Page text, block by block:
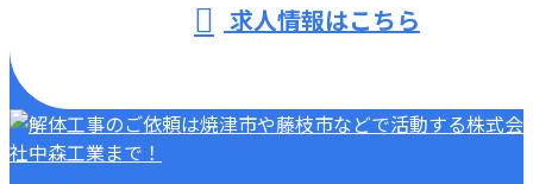
求人情報はこちら